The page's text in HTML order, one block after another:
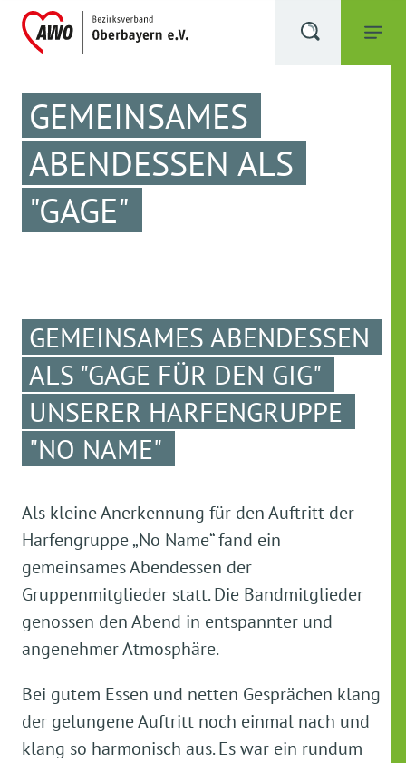
GEMEINSAMES
ABENDESSEN ALS
"GAGE"
GEMEINSAMES ABENDESSEN
ALS "GAGE FÜR DEN GIG"
UNSERER HARFENGRUPPE
"NO NAME"
Als kleine Anerkennung für den Auftritt der
Harfengruppe „No Name“ fand ein
gemeinsames Abendessen der
Gruppenmitglieder statt. Die Bandmitglieder
genossen den Abend in entspannter und
angenehmer Atmosphäre.
Bei gutem Essen und netten Gesprächen klang
der gelungene Auftritt noch einmal nach und
klang so harmonisch aus. Es war ein rundum